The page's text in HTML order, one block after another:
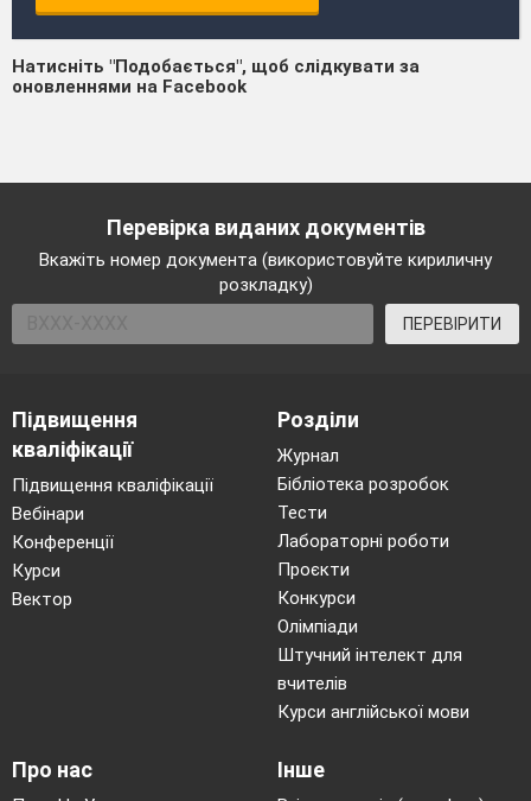
Натисніть "Подобається", щоб слідкувати за
оновленнями на Facebook
Перевірка виданих документів
Вкажіть номер документа (використовуйте кириличну
розкладку)
ПЕРЕВІРИТИ
Підвищення
кваліфікації
Підвищення кваліфікації
Вебінари
Конференції
Курси
Вектор
Розділи
Журнал
Бібліотека розробок
Тести
Лабораторні роботи
Проєкти
Конкурси
Олімпіади
Штучний інтелект для
вчителів
Курси англійської мови
Про нас Інше